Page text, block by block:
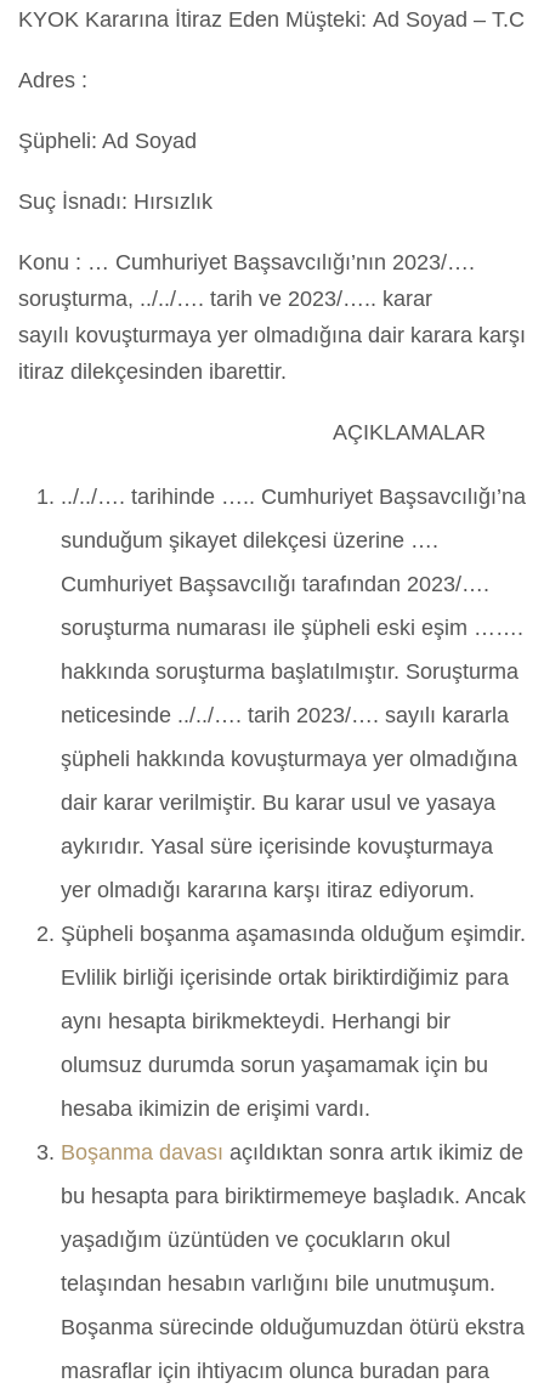
KYOK Kararına İtiraz Eden Müşteki: Ad Soyad – T.C
Adres :
Şüpheli: Ad Soyad
Suç İsnadı: Hırsızlık
Konu : … Cumhuriyet Başsavcılığı’nın 2023/….
soruşturma, ../../…. tarih ve 2023/….. karar
sayılı kovuşturmaya yer olmadığına dair karara karşı
itiraz dilekçesinden ibarettir.
AÇIKLAMALAR
../../…. tarihinde ….. Cumhuriyet Başsavcılığı’na
sunduğum şikayet dilekçesi üzerine ….
Cumhuriyet Başsavcılığı tarafından 2023/….
soruşturma numarası ile şüpheli eski eşim …….
hakkında soruşturma başlatılmıştır. Soruşturma
neticesinde ../../…. tarih 2023/…. sayılı kararla
şüpheli hakkında kovuşturmaya yer olmadığına
dair karar verilmiştir. Bu karar usul ve yasaya
aykırıdır. Yasal süre içerisinde kovuşturmaya
yer olmadığı kararına karşı itiraz ediyorum.
Şüpheli boşanma aşamasında olduğum eşimdir.
Evlilik birliği içerisinde ortak biriktirdiğimiz para
aynı hesapta birikmekteydi. Herhangi bir
olumsuz durumda sorun yaşamamak için bu
hesaba ikimizin de erişimi vardı.
Boşanma davası açıldıktan sonra artık ikimiz de
bu hesapta para biriktirmemeye başladık. Ancak
yaşadığım üzüntüden ve çocukların okul
telaşından hesabın varlığını bile unutmuşum.
Boşanma sürecinde olduğumuzdan ötürü ekstra
masraflar için ihtiyacım olunca buradan para